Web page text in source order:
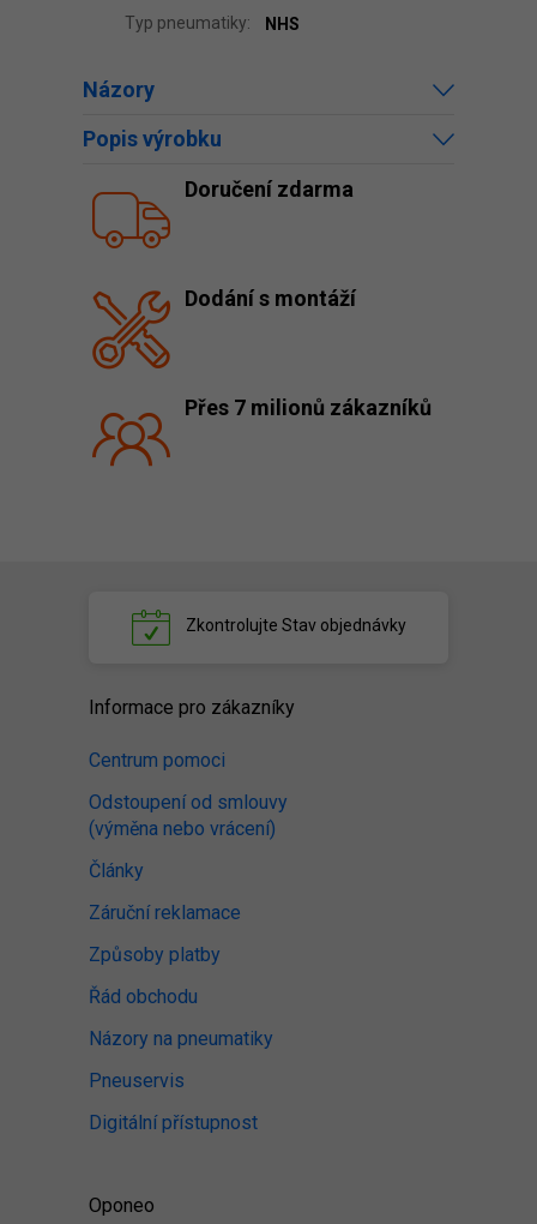
Typ pneumatiky:
NHS
Názory
Popis výrobku
Doručení zdarma
Dodání s montáží
Přes 7 milionů zákazníků
Zkontrolujte Stav objednávky
Informace pro zákazníky
Centrum pomoci
Odstoupení od smlouvy
(výměna nebo vrácení)
Články
Záruční reklamace
Způsoby platby
Řád obchodu
Názory na pneumatiky
Pneuservis
Digitální přístupnost
Oponeo